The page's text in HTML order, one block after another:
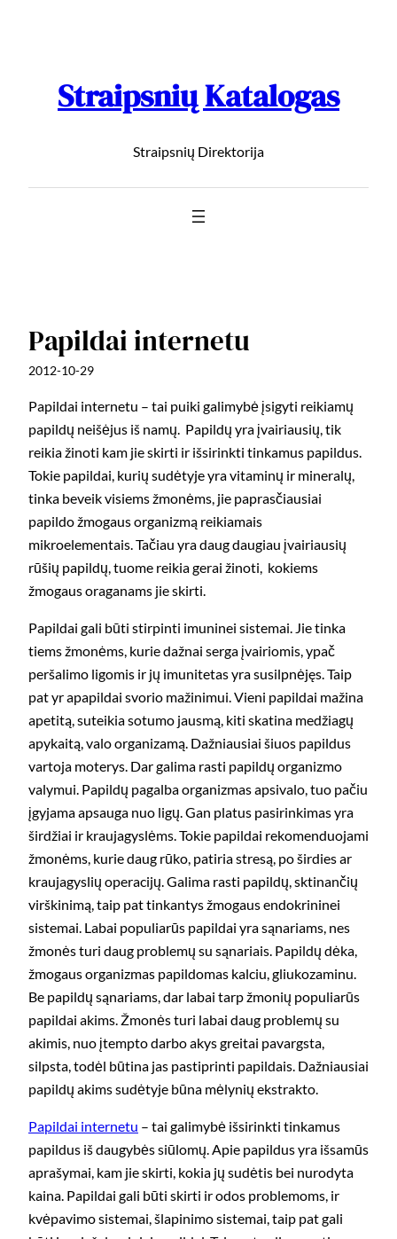
Straipsnių Katalogas
Straipsnių Direktorija
Papildai internetu
2012-10-29
Papildai internetu – tai puiki galimybė įsigyti reikiamų
papildų neišėjus iš namų. Papildų yra įvairiausių, tik
reikia žinoti kam jie skirti ir išsirinkti tinkamus papildus.
Tokie papildai, kurių sudėtyje yra vitaminų ir mineralų,
tinka beveik visiems žmonėms, jie paprasčiausiai
papildo žmogaus organizmą reikiamais
mikroelementais. Tačiau yra daug daugiau įvairiausių
rūšių papildų, tuome reikia gerai žinoti, kokiems
žmogaus oraganams jie skirti.
Papildai gali būti stirpinti imuninei sistemai. Jie tinka
tiems žmonėms, kurie dažnai serga įvairiomis, ypač
peršalimo ligomis ir jų imunitetas yra susilpnėjęs. Taip
pat yr apapildai svorio mažinimui. Vieni papildai mažina
apetitą, suteikia sotumo jausmą, kiti skatina medžiagų
apykaitą, valo organizamą. Dažniausiai šiuos papildus
vartoja moterys. Dar galima rasti papildų organizmo
valymui. Papildų pagalba organizmas apsivalo, tuo pačiu
įgyjama apsauga nuo ligų. Gan platus pasirinkimas yra
širdžiai ir kraujagyslėms. Tokie papildai rekomenduojami
žmonėms, kurie daug rūko, patiria stresą, po širdies ar
kraujagyslių operacijų. Galima rasti papildų, sktinančių
virškinimą, taip pat tinkantys žmogaus endokrininei
sistemai. Labai populiarūs papildai yra sąnariams, nes
žmonės turi daug problemų su sąnariais. Papildų dėka,
žmogaus organizmas papildomas kalciu, gliukozaminu.
Be papildų sąnariams, dar labai tarp žmonių populiarūs
papildai akims. Žmonės turi labai daug problemų su
akimis, nuo įtempto darbo akys greitai pavargsta,
silpsta, todėl būtina jas pastiprinti papildais. Dažniausiai
papildų akims sudėtyje būna mėlynių ekstrakto.
Papildai internetu – tai galimybė išsirinkti tinkamus
papildus iš daugybės siūlomų. Apie papildus yra išsamūs
aprašymai, kam jie skirti, kokia jų sudėtis bei nurodyta
kaina. Papildai gali būti skirti ir odos problemoms, ir
kvėpavimo sistemai, šlapinimo sistemai, taip pat gali